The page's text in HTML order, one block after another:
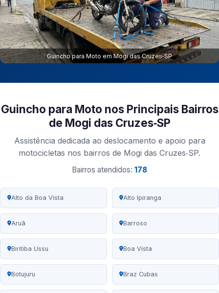
Guincho para Moto em Mogi das Cruzes‑SP
Guincho para Moto nos Principais Bairros
de Mogi das Cruzes‑SP
Assistência dedicada ao deslocamento e apoio para
motocicletas nos bairros de Mogi das Cruzes‑SP.
Bairros atendidos: 178
Alto da Boa Vista Alto Ipiranga
Aruã Barroso
Biritiba Ussu Boa Vista
Botujuru Braz Cubas